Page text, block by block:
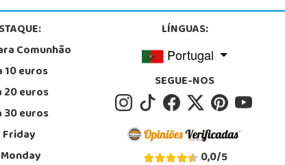
Comunhão
euros
euros
euros
LÍNGUAS:
Portugal
SEGUE-NOS
0,0/5